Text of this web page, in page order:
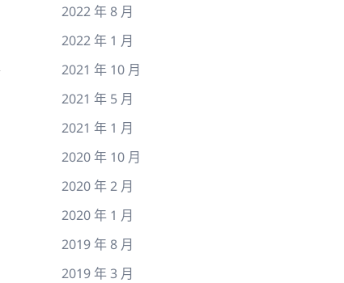
2022 年 8 月
2022 年 1 月
2021 年 10 月
2021 年 5 月
2021 年 1 月
2020 年 10 月
2020 年 2 月
2020 年 1 月
2019 年 8 月
2019 年 3 月